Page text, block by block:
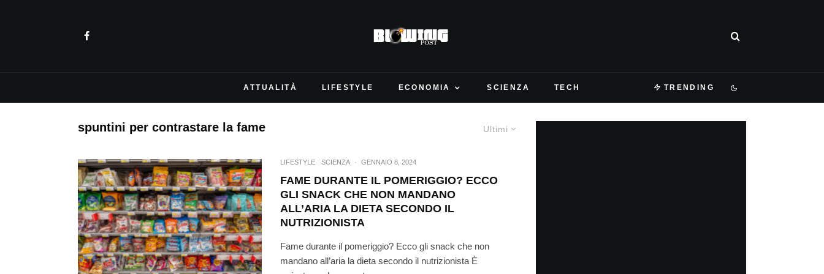
ATTUALITÀ LIFESTYLE ECONOMIA SCIENZA TECH TRENDING
Ultimi
spuntini per contrastare la fame
LIFESTYLE SCIENZA · GENNAIO 8, 2024
FAME DURANTE IL POMERIGGIO? ECCO
GLI SNACK CHE NON MANDANO
ALL’ARIA LA DIETA SECONDO IL
NUTRIZIONISTA
Fame durante il pomeriggio? Ecco gli snack che non
mandano all’aria la dieta secondo il nutrizionista È